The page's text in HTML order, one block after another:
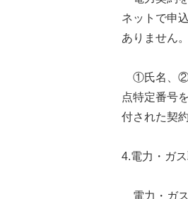
ネットで申
ありません。
①氏名、②
点特定番号
付された契
4.電力・ガ
電力・ガス